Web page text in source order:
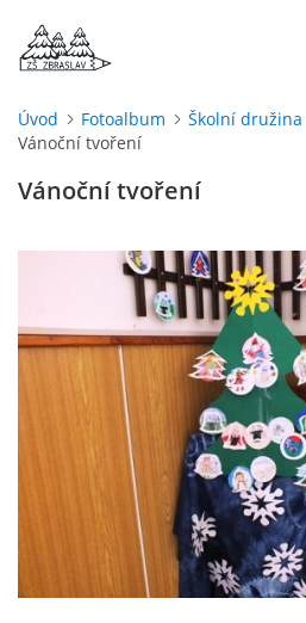
ÚVOD
DOKUMENTY
ŠKOLSKÁ RADA
PROJEKTY
ENVIRONMENTÁLNÍ VÝCHOVA
Úvod Fotoalbum Školní družina
Vánoční tvoření
Vánoční tvoření